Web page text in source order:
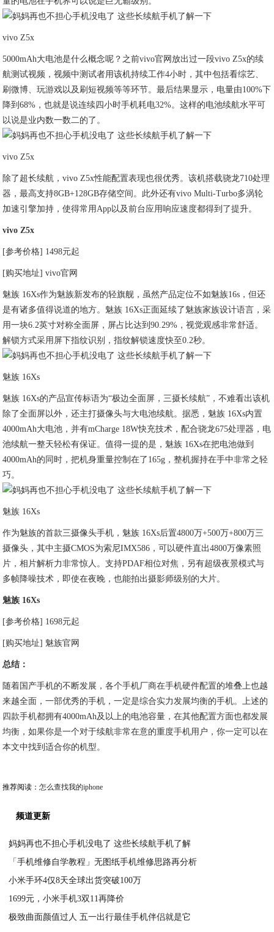
vivo Z5x
5000mAh大电池是什么概念呢？之前vivo官网放出过一段vivo Z5x的续
航测试视频，视频中测试者用该机持续工作4小时，其中包括看综艺、
刷微博、玩游戏以及刷短视频等等环节。最后结果显示，电量由100%下
降到68%，也就是说连续四小时手机耗电32%。这样的电池续航水平可
以说是业内数一数二的了。
vivo Z5x
除了超长续航，vivo Z5x性能配置表现也很优秀。该机搭载骁龙710处理
器，最高支持8GB+128GB存储空间。此外还有vivo Multi-Turbo多涡轮
加速引擎加持，使得常用App以及前台应用响应速度都得到了提升。
vivo Z5x
[参考价格] 1498元起
[购买地址] vivo官网
魅族 16Xs作为魅族新发布的轻旗舰，虽然产品定位不如魅族16s，但还
是有诸多值得说道的地方。魅族 16Xs正面延续了魅族家族设计语言，采
用一块6.2英寸对称全面屏，屏占比达到90.29%，视觉观感非常舒适。
解锁方式采用屏下指纹识别，指纹解锁速度快至0.2秒。
魅族 16Xs
魅族 16Xs的产品宣传标语为“极边全面屏，三摄长续航”，不难看出该机
除了全面屏以外，还主打摄像头与大电池续航。据悉，魅族 16Xs内置
4000mAh大电池，并有mCharge 18W快充技术，配合骁龙675处理器，电
池续航一整天轻松有保证。值得一提的是，魅族 16Xs在把电池做到
4000mAh的同时，把机身重量控制在了165g，整机握持在手中非常之轻
巧。
魅族 16Xs
作为魅族的首款三摄像头手机，魅族 16Xs后置4800万+500万+800万三
摄像头，其中主摄CMOS为索尼IMX586，可以硬件直出4800万像素照
片，相片解析力非常惊人。支持PDAF相位对焦，另有超级夜景模式与
多帧降噪技术，即使在夜晚，也能拍出摄影师级别的大片。
魅族 16Xs
[参考价格] 1698元起
[购买地址] 魅族官网
总结：
随着国产手机的不断发展，各个手机厂商在手机硬件配置的堆叠上也越
来越全面，一部优秀的手机，一定是综合实力发展均衡的手机。上述的
四款手机都拥有4000mAh及以上的电池容量，在其他配置方面也都发展
均衡，如果你是一个对于续航非常在意的重度手机用户，你一定可以在
本文中找到适合你的机型。
推荐阅读：怎么查找我的iphone
频道更新
妈妈再也不担心手机没电了 这些长续航手机了解
「手机维修自学教程」无图纸手机维修思路再分析
小米手环4仅8天全球出货突破100万
1699元，小米手机3双11再降价
极致曲面颜值过人 五一出行最佳手机伴侣就是它